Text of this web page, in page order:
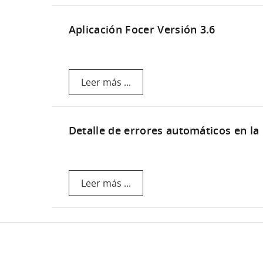
Aplicación Focer Versión 3.6
Leer más ...
Detalle de errores automáticos en la
Leer más ...